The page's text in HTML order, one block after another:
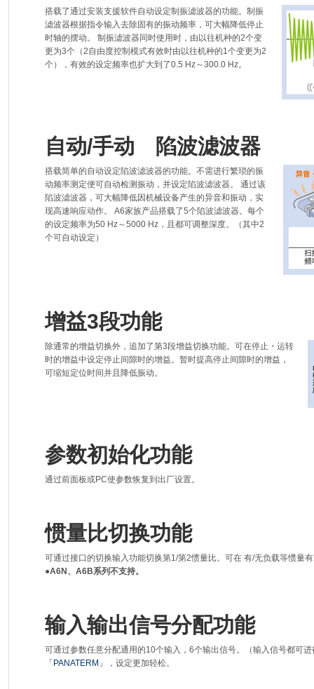
搭载了通过安装支援软件自动设定制振滤波器的功能。制振
滤波器根据指令输入去除固有的振动频率，可大幅降低停止
时轴的摆动。 制振滤波器同时使用时，由以往机种的2个变
更为3个（2自由度控制模式有效时由以往机种的1个变更为2
个），有效的设定频率也扩大到了0.5 Hz～300.0 Hz。
自动/手动 陷波滤波器
搭载简单的自动设定陷波滤波器的功能。不需进行繁琐的振
动频率测定便可自动检测振动，并设定陷波滤波器。 通过该
陷波滤波器，可大幅降低因机械设备产生的异音和振动，实
现高速响应动作。 A6家族产品搭载了5个陷波滤波器。每个
的设定频率为50 Hz～5000 Hz，且都可调整深度。（其中2
个可自动设定）
增益3段功能
除通常的增益切换外，追加了第3段增益切换功能。可在停止・运转
时的增益中设定停止间隙时的增益。暂时提高停止间隙时的增益，
可缩短定位时间并且降低振动。
参数初始化功能
通过前面板或PC使参数恢复到出厂设置。
惯量比切换功能
可通过接口的切换输入功能切换第1/第2惯量比。可在 有/无负载等惯量
●A6N、A6B系列不支持。
输入输出信号分配功能
可通过参数任意分配通用的10个输入，6个输出信号。（输入信号都可
「PANATERM」
，设定更加轻松。